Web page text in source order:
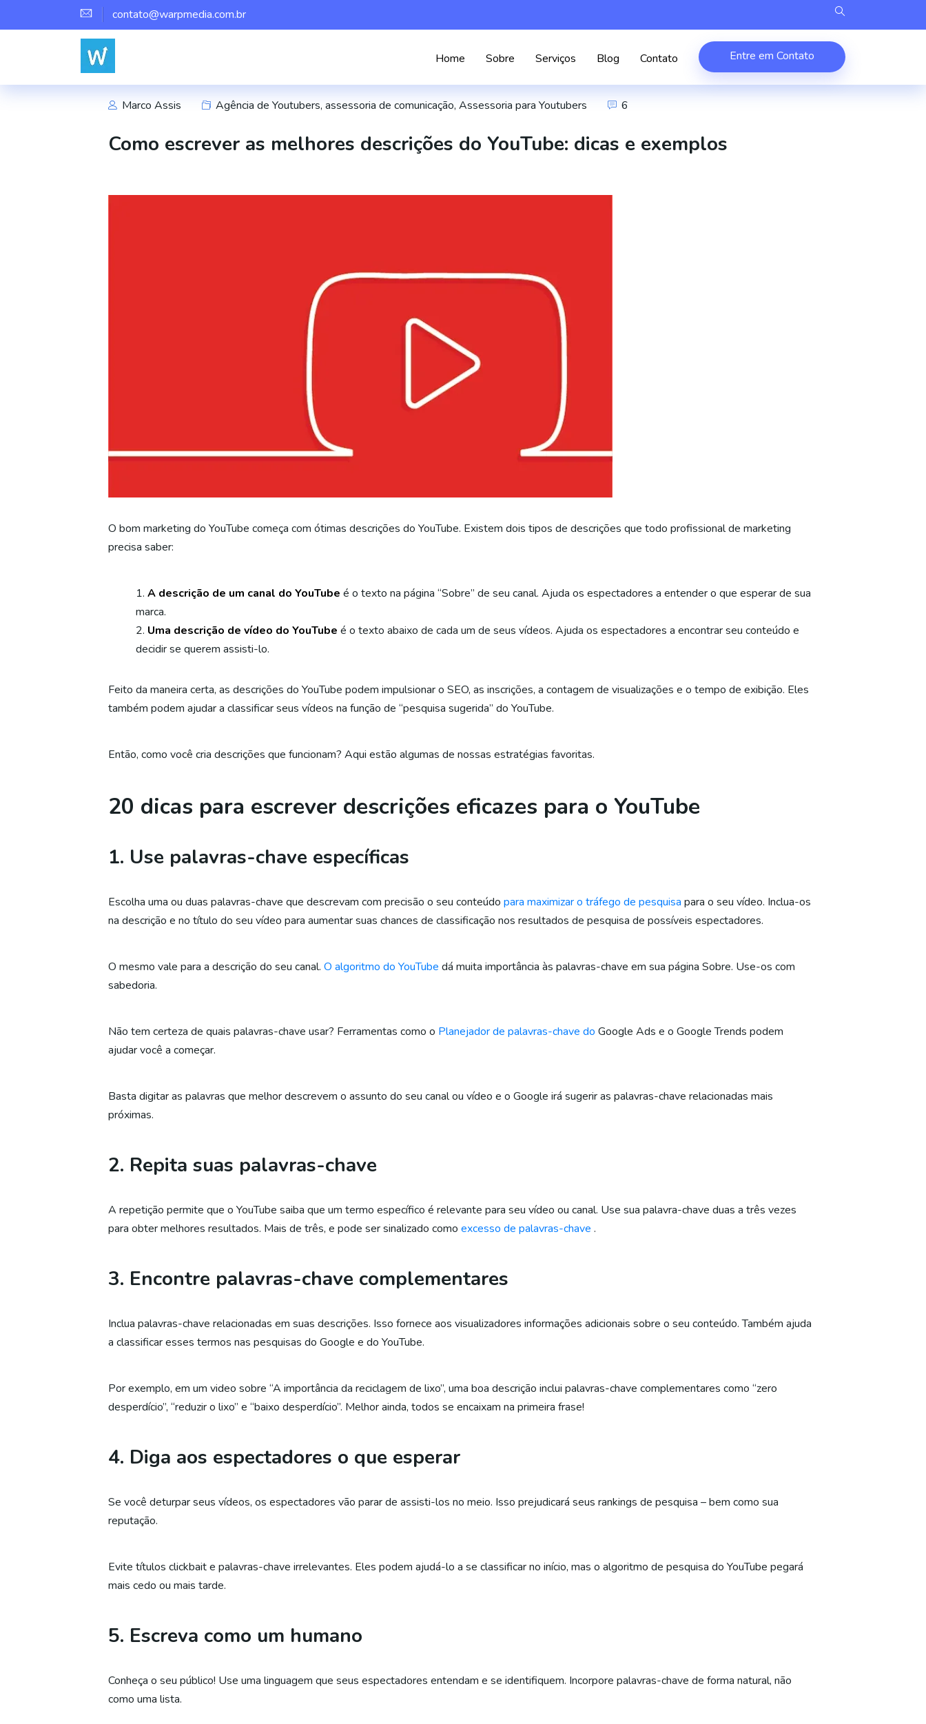
contato@warpmedia.com.br
Home Sobre Serviços Blog Contato Entre em Contato
Marco Assis Agência de Youtubers, assessoria de comunicação, Assessoria para Youtubers 6
Como escrever as melhores descrições do YouTube: dicas e exemplos
O bom marketing do YouTube começa com ótimas descrições do YouTube. Existem dois tipos de descrições que todo profissional de marketing
precisa saber:
A descrição de um canal do YouTube é o texto na página “Sobre” de seu canal. Ajuda os espectadores a entender o que esperar de sua
marca.
Uma descrição de vídeo do YouTube é o texto abaixo de cada um de seus vídeos. Ajuda os espectadores a encontrar seu conteúdo e
decidir se querem assisti-lo.
Feito da maneira certa, as descrições do YouTube podem impulsionar o SEO, as inscrições, a contagem de visualizações e o tempo de exibição. Eles
também podem ajudar a classificar seus vídeos na função de “pesquisa sugerida” do YouTube.
Então, como você cria descrições que funcionam? Aqui estão algumas de nossas estratégias favoritas.
20 dicas para escrever descrições eficazes para o YouTube
1. Use palavras-chave específicas
Escolha uma ou duas palavras-chave que descrevam com precisão o seu conteúdo para maximizar o tráfego de pesquisa para o seu vídeo. Inclua-os
na descrição e no título do seu vídeo para aumentar suas chances de classificação nos resultados de pesquisa de possíveis espectadores.
O mesmo vale para a descrição do seu canal. O algoritmo do YouTube dá muita importância às palavras-chave em sua página Sobre. Use-os com
sabedoria.
Não tem certeza de quais palavras-chave usar? Ferramentas como o Planejador de palavras-chave do Google Ads e o Google Trends podem
ajudar você a começar.
Basta digitar as palavras que melhor descrevem o assunto do seu canal ou vídeo e o Google irá sugerir as palavras-chave relacionadas mais
próximas.
2. Repita suas palavras-chave
A repetição permite que o YouTube saiba que um termo específico é relevante para seu vídeo ou canal. Use sua palavra-chave duas a três vezes
para obter melhores resultados. Mais de três, e pode ser sinalizado como excesso de palavras-chave .
3. Encontre palavras-chave complementares
Inclua palavras-chave relacionadas em suas descrições. Isso fornece aos visualizadores informações adicionais sobre o seu conteúdo. Também ajuda
a classificar esses termos nas pesquisas do Google e do YouTube.
Por exemplo, em um video sobre “A importância da reciclagem de lixo”, uma boa descrição inclui palavras-chave complementares como “zero
desperdício”, “reduzir o lixo” e “baixo desperdício”. Melhor ainda, todos se encaixam na primeira frase!
4. Diga aos espectadores o que esperar
Se você deturpar seus vídeos, os espectadores vão parar de assisti-los no meio. Isso prejudicará seus rankings de pesquisa – bem como sua
reputação.
Evite títulos clickbait e palavras-chave irrelevantes. Eles podem ajudá-lo a se classificar no início, mas o algoritmo de pesquisa do YouTube pegará
mais cedo ou mais tarde.
5. Escreva como um humano
Conheça o seu público! Use uma linguagem que seus espectadores entendam e se identifiquem. Incorpore palavras-chave de forma natural, não
como uma lista.